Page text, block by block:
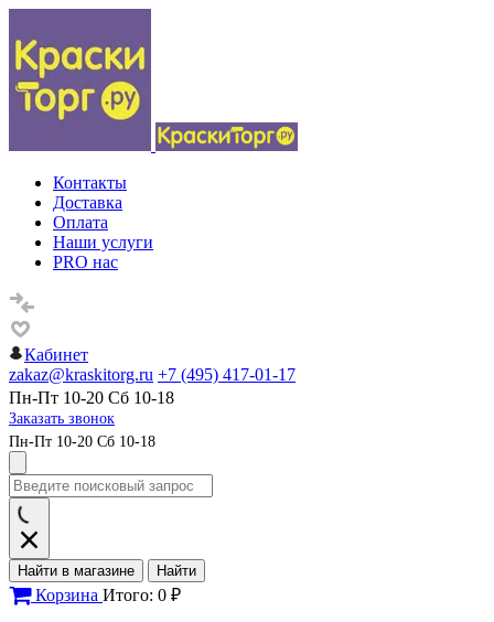
Контакты
Доставка
Оплата
Наши услуги
PRO нас
Кабинет
zakaz@kraskitorg.ru +7 (495) 417-01-17
Пн-Пт 10-20 Сб 10-18
Заказать звонок
Пн-Пт 10-20 Сб 10-18
Найти в магазине Найти
Корзина Итого: 0 ₽